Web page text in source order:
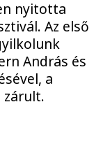
nyitotta
Az első
András és
a
zárult.